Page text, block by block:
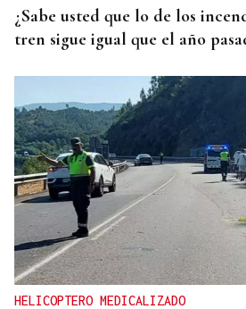
¿Sabe usted que lo de los
tren sigue igual que el año
HELICOPTERO MEDICALIZADO